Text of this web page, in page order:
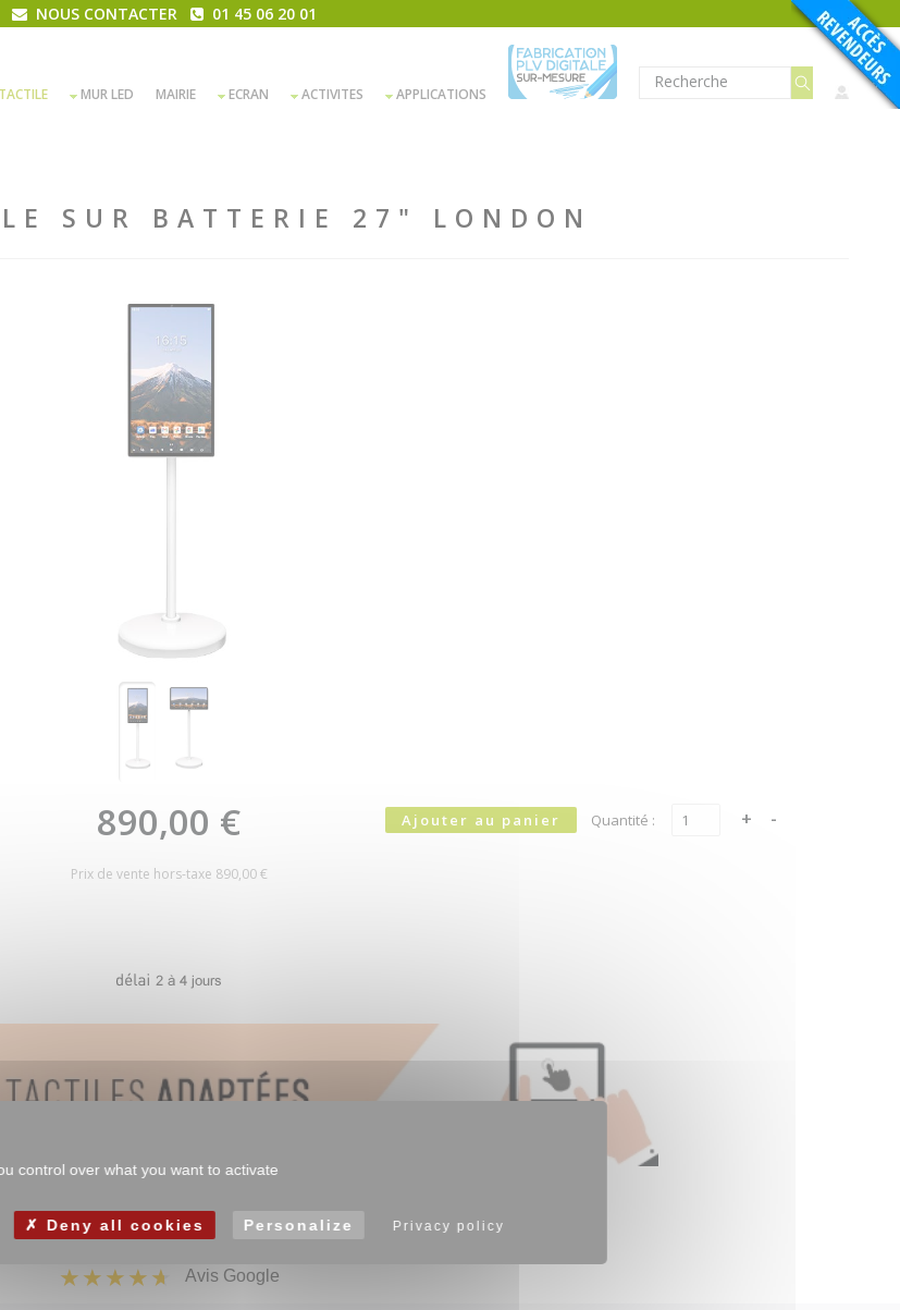
MUR LED MAIRIE ECRAN ACTIVITES APPLICATIONS
NOUS CONTACTER 01 45 06 20 01
SUR BATTERIE 27" LONDON
890,00 €
Prix de vente hors-taxe 890,00 €
Quantité :
Avis Google
control over what you want to activate
Deny all cookies Personalize Privacy policy